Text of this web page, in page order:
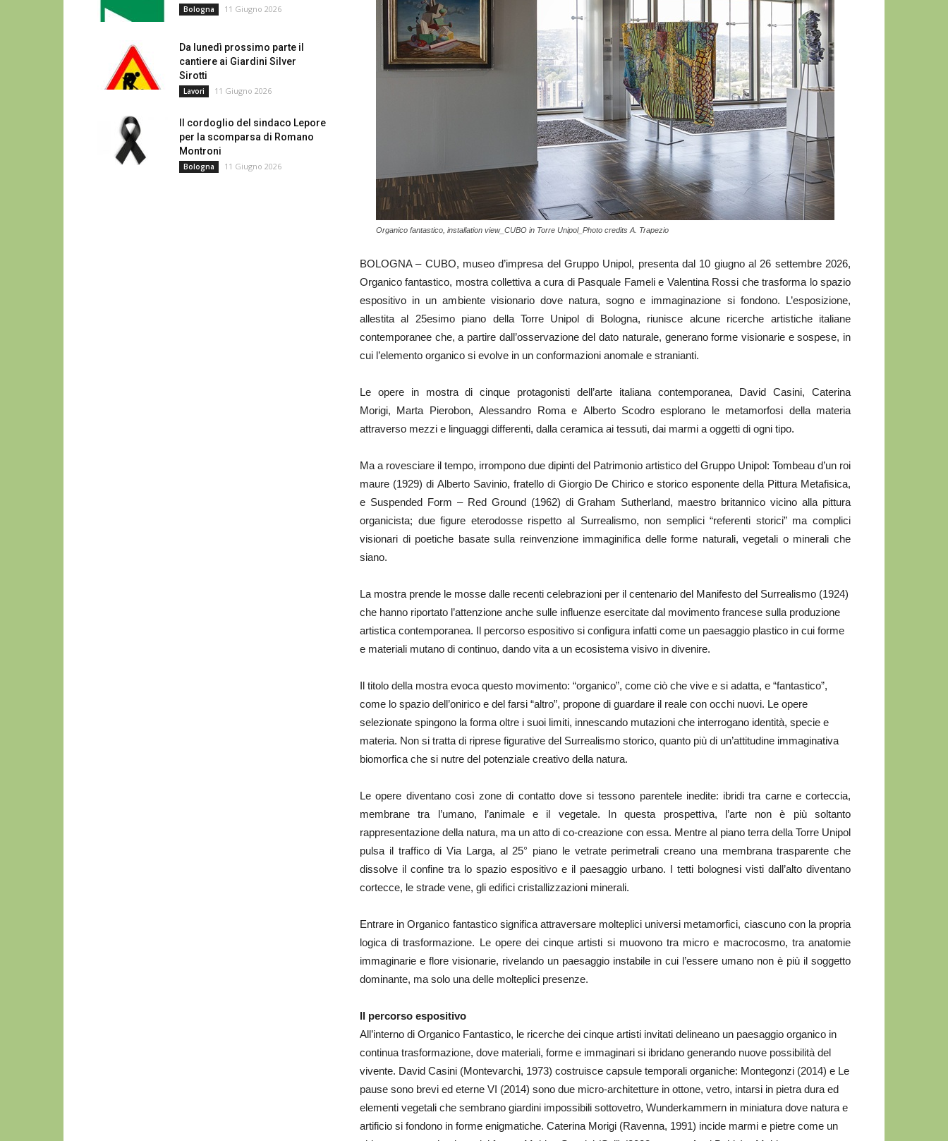
Organico fantastico, installation view_CUBO in Torre Unipol_Photo credits A. Trapezio
BOLOGNA – CUBO, museo d’impresa del Gruppo Unipol, presenta dal 10 giugno al 26 settembre 2026,
Organico fantastico, mostra collettiva a cura di Pasquale Fameli e Valentina Rossi che trasforma lo spazio
espositivo in un ambiente visionario dove natura, sogno e immaginazione si fondono. L’esposizione,
allestita al 25esimo piano della Torre Unipol di Bologna, riunisce alcune ricerche artistiche italiane
contemporanee che, a partire dall’osservazione del dato naturale, generano forme visionarie e sospese, in
cui l’elemento organico si evolve in un conformazioni anomale e stranianti.
Le opere in mostra di cinque protagonisti dell’arte italiana contemporanea, David Casini, Caterina
Morigi, Marta Pierobon, Alessandro Roma e Alberto Scodro esplorano le metamorfosi della materia
attraverso mezzi e linguaggi differenti, dalla ceramica ai tessuti, dai marmi a oggetti di ogni tipo.
Ma a rovesciare il tempo, irrompono due dipinti del Patrimonio artistico del Gruppo Unipol: Tombeau d’un roi
maure (1929) di Alberto Savinio, fratello di Giorgio De Chirico e storico esponente della Pittura Metafisica,
e Suspended Form – Red Ground (1962) di Graham Sutherland, maestro britannico vicino alla pittura
organicista; due figure eterodosse rispetto al Surrealismo, non semplici “referenti storici” ma complici
visionari di poetiche basate sulla reinvenzione immaginifica delle forme naturali, vegetali o minerali che
siano.
La mostra prende le mosse dalle recenti celebrazioni per il centenario del Manifesto del Surrealismo (1924)
che hanno riportato l’attenzione anche sulle influenze esercitate dal movimento francese sulla produzione
artistica contemporanea. Il percorso espositivo si configura infatti come un paesaggio plastico in cui forme
e materiali mutano di continuo, dando vita a un ecosistema visivo in divenire.
Il titolo della mostra evoca questo movimento: “organico”, come ciò che vive e si adatta, e “fantastico”,
come lo spazio dell’onirico e del farsi “altro”, propone di guardare il reale con occhi nuovi. Le opere
selezionate spingono la forma oltre i suoi limiti, innescando mutazioni che interrogano identità, specie e
materia. Non si tratta di riprese figurative del Surrealismo storico, quanto più di un’attitudine immaginativa
biomorfica che si nutre del potenziale creativo della natura.
Le opere diventano così zone di contatto dove si tessono parentele inedite: ibridi tra carne e corteccia,
membrane tra l’umano, l’animale e il vegetale. In questa prospettiva, l’arte non è più soltanto
rappresentazione della natura, ma un atto di co-creazione con essa. Mentre al piano terra della Torre Unipol
pulsa il traffico di Via Larga, al 25° piano le vetrate perimetrali creano una membrana trasparente che
dissolve il confine tra lo spazio espositivo e il paesaggio urbano. I tetti bolognesi visti dall’alto diventano
cortecce, le strade vene, gli edifici cristallizzazioni minerali.
Entrare in Organico fantastico significa attraversare molteplici universi metamorfici, ciascuno con la propria
logica di trasformazione. Le opere dei cinque artisti si muovono tra micro e macrocosmo, tra anatomie
immaginarie e flore visionarie, rivelando un paesaggio instabile in cui l’essere umano non è più il soggetto
dominante, ma solo una delle molteplici presenze.
Il percorso espositivo
All’interno di Organico Fantastico, le ricerche dei cinque artisti invitati delineano un paesaggio organico in
continua trasformazione, dove materiali, forme e immaginari si ibridano generando nuove possibilità del
vivente. David Casini (Montevarchi, 1973) costruisce capsule temporali organiche: Montegonzi (2014) e Le
pause sono brevi ed eterne VI (2014) sono due micro‑architetture in ottone, vetro, intarsi in pietra dura ed
elementi vegetali che sembrano giardini impossibili sottovetro, Wunderkammern in miniatura dove natura e
artificio si fondono in forme enigmatiche. Caterina Morigi (Ravenna, 1991) incide marmi e pietre come un
Bologna 11 Giugno 2026
Da lunedì prossimo parte il
cantiere ai Giardini Silver
Sirotti
Lavori 11 Giugno 2026
Il cordoglio del sindaco Lepore
per la scomparsa di Romano
Montroni
Bologna 11 Giugno 2026